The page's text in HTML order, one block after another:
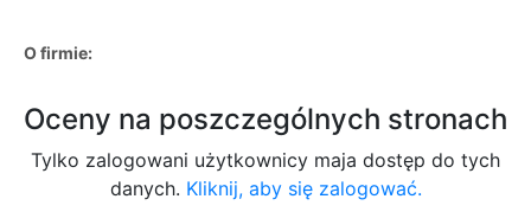
O firmie:
Oceny na poszczególnych stronach
Tylko zalogowani użytkownicy maja dostęp do tych
danych. Kliknij, aby się zalogować.